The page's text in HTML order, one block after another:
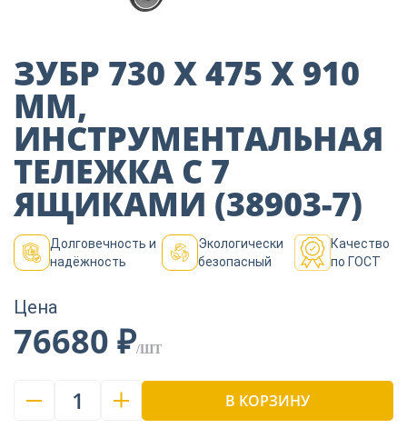
Пиломатериалы
Декор
Изоляция
Инструменты
ЗУБР 730 X 475 X 910
ММ,
ИНСТРУМЕНТАЛЬНАЯ
ТЕЛЕЖКА С 7
ЯЩИКАМИ (38903-7)
Долговечность и
надёжность
Экологически
безопасный
Качество
по ГОСТ
Цена
76680 ₽/ШТ
1 В КОРЗИНУ